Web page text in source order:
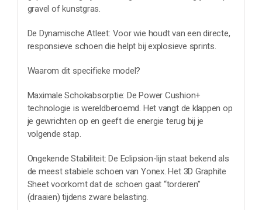
gravel of kunstgras.
De Dynamische Atleet: Voor wie houdt van een directe,
responsieve schoen die helpt bij explosieve sprints.
Waarom dit specifieke model?
Maximale Schokabsorptie: De Power Cushion+
technologie is wereldberoemd. Het vangt de klappen op
je gewrichten op en geeft die energie terug bij je
volgende stap.
Ongekende Stabiliteit: De Eclipsion-lijn staat bekend als
de meest stabiele schoen van Yonex. Het 3D Graphite
Sheet voorkomt dat de schoen gaat “torderen”
(draaien) tijdens zware belasting.